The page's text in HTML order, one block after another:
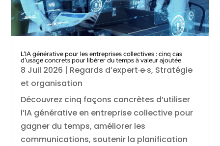
L’IA générative pour les entreprises collectives : cinq cas
d’usage concrets pour libérer du temps à valeur ajoutée
8 Juil 2026 | Regards d’expert·e·s, Stratégie
et organisation
Découvrez cinq façons concrètes d’utiliser
l’IA générative en entreprise collective pour
gagner du temps, améliorer les
communications, soutenir la planification